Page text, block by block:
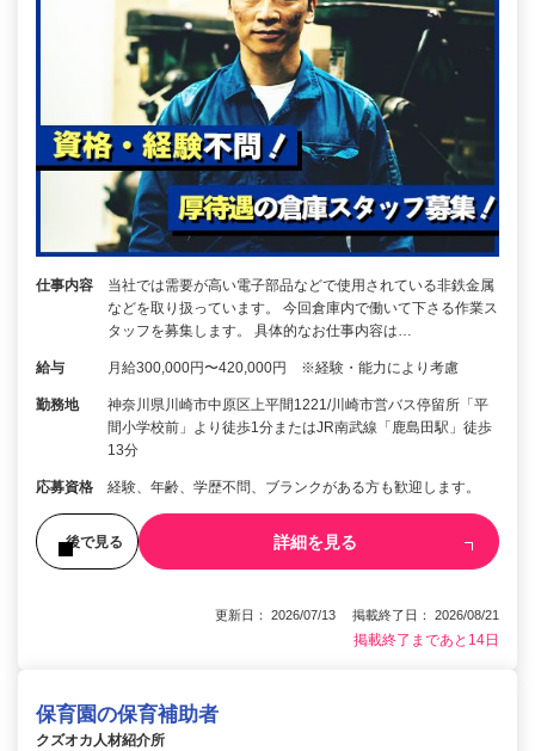
仕事内容
当社では需要が高い電子部品などで使用されている非鉄金属
などを取り扱っています。 今回倉庫内で働いて下さる作業ス
タッフを募集します。 具体的なお仕事内容は…
給与 月給300,000円〜420,000円 ※経験・能力により考慮
勤務地
神奈川県川崎市中原区上平間1221/川崎市営バス停留所「平
間小学校前」より徒歩1分またはJR南武線「鹿島田駅」徒歩
13分
応募資格 経験、年齢、学歴不問、ブランクがある方も歓迎します。
後で見る 詳細を見る
更新日： 2026/07/13 掲載終了日： 2026/08/21
掲載終了まであと14日
保育園の保育補助者
クズオカ人材紹介所